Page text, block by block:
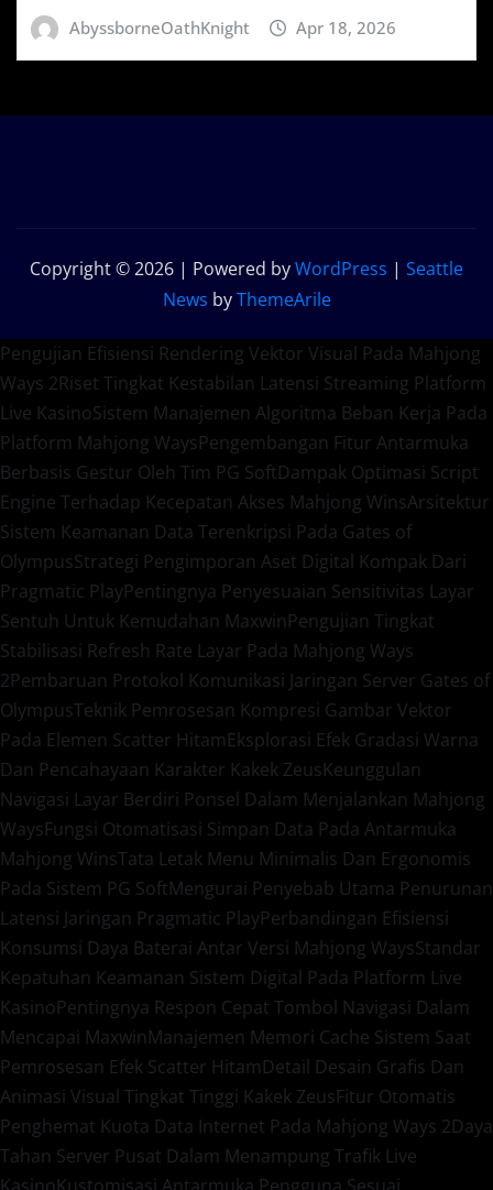
AbyssborneOathKnight Apr 18, 2026
Copyright © 2026 | Powered byWordPress | Seattle
News byThemeArile
Pengujian Efisiensi Rendering Vektor Visual Pada Mahjong
Ways 2Riset Tingkat Kestabilan Latensi Streaming Platform
Live KasinoSistem Manajemen Algoritma Beban Kerja Pada
Platform Mahjong WaysPengembangan Fitur Antarmuka
Berbasis Gestur Oleh Tim PG SoftDampak Optimasi Script
Engine Terhadap Kecepatan Akses Mahjong WinsArsitektur
Sistem Keamanan Data Terenkripsi Pada Gates of
OlympusStrategi Pengimporan Aset Digital Kompak Dari
Pragmatic PlayPentingnya Penyesuaian Sensitivitas Layar
Sentuh Untuk Kemudahan MaxwinPengujian Tingkat
Stabilisasi Refresh Rate Layar Pada Mahjong Ways
2Pembaruan Protokol Komunikasi Jaringan Server Gates of
OlympusTeknik Pemrosesan Kompresi Gambar Vektor
Pada Elemen Scatter HitamEksplorasi Efek Gradasi Warna
Dan Pencahayaan Karakter Kakek ZeusKeunggulan
Navigasi Layar Berdiri Ponsel Dalam Menjalankan Mahjong
WaysFungsi Otomatisasi Simpan Data Pada Antarmuka
Mahjong WinsTata Letak Menu Minimalis Dan Ergonomis
Pada Sistem PG SoftMengurai Penyebab Utama Penurunan
Latensi Jaringan Pragmatic PlayPerbandingan Efisiensi
Konsumsi Daya Baterai Antar Versi Mahjong WaysStandar
Kepatuhan Keamanan Sistem Digital Pada Platform Live
KasinoPentingnya Respon Cepat Tombol Navigasi Dalam
Mencapai MaxwinManajemen Memori Cache Sistem Saat
Pemrosesan Efek Scatter HitamDetail Desain Grafis Dan
Animasi Visual Tingkat Tinggi Kakek ZeusFitur Otomatis
Penghemat Kuota Data Internet Pada Mahjong Ways 2Daya
Tahan Server Pusat Dalam Menampung Trafik Live